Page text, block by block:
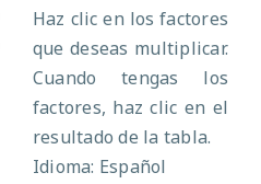
Haz clic en los factores
que deseas multiplicar.
Cuando tengas los
factores, haz clic en el
resultado de la tabla.
Idioma: Español